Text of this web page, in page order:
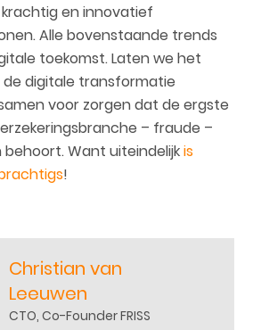
en innovatief
Alle bovenstaande trends
toekomst. Laten we het
digitale transformatie
voor zorgen dat de ergste
– fraude –
Want uiteindelijkis
!
Christian van
Leeuwen
CTO, Co-Founder FRISS